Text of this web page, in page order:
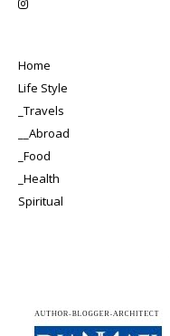
Home
Life Style
_Travels
__Abroad
_Food
_Health
Spiritual